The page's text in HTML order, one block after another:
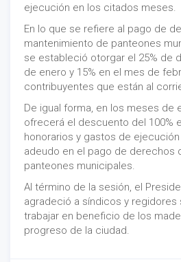
ejecución en los citados meses.
En lo que se refiere al pago de
mantenimiento de panteones
se estableció otorgar el 25% de
de enero y 15% en el mes de
contribuyentes que están al
De igual forma, en los meses de
ofrecerá el descuento del 100%
honorarios y gastos de
adeudo en el pago de derechos
panteones municipales.
Al término de la sesión, el
agradeció a síndicos y regidores
trabajar en beneficio de los
progreso de la ciudad.